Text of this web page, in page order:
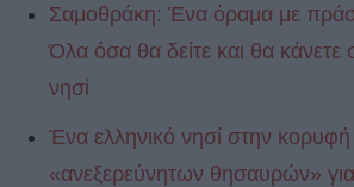
Σαμοθράκη: Ένα όραμα με
Όλα όσα θα δείτε και θα
νησί
Ένα ελληνικό νησί στην
«ανεξερεύνητων θησαυρών»